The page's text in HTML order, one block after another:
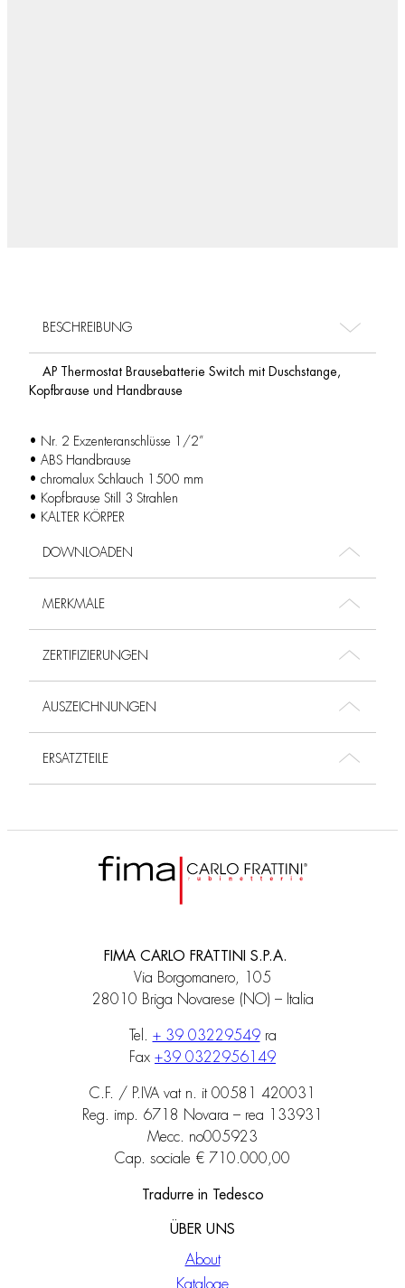
BESCHREIBUNG
AP Thermostat Brausebatterie Switch mit Duschstange,
Kopfbrause und Handbrause
• Nr. 2 Exzenteranschlüsse 1/2”
• ABS Handbrause
• chromalux Schlauch 1500 mm
• Kopfbrause Still 3 Strahlen
• KALTER KÖRPER
DOWNLOADEN
MERKMALE
ZERTIFIZIERUNGEN
AUSZEICHNUNGEN
ERSATZTEILE
FIMA CARLO FRATTINI S.P.A.
Via Borgomanero, 105
28010 Briga Novarese (NO) – Italia
Tel. + 39 03229549ra
Fax +39 0322956149
C.F. / P.IVA vat n. it 00581 420031
Reg. imp. 6718 Novara – rea 133931
Mecc. no005923
Cap. sociale € 710.000,00
Tradurre in Tedesco
ÜBER UNS
About
Kataloge